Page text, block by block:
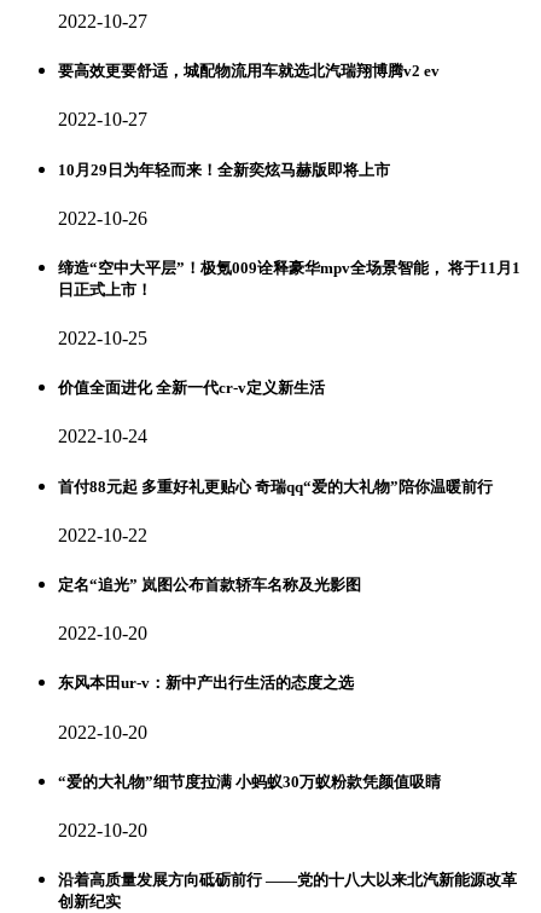
2022-10-27
要高效更要舒适，城配物流用车就选北汽瑞翔博腾v2 ev
2022-10-27
10月29日为年轻而来！全新奕炫马赫版即将上市
2022-10-26
缔造“空中大平层”！极氪009诠释豪华mpv全场景智能， 将于11月1
日正式上市！
2022-10-25
价值全面进化 全新一代cr-v定义新生活
2022-10-24
首付88元起 多重好礼更贴心 奇瑞qq“爱的大礼物”陪你温暖前行
2022-10-22
定名“追光” 岚图公布首款轿车名称及光影图
2022-10-20
东风本田ur-v：新中产出行生活的态度之选
2022-10-20
“爱的大礼物”细节度拉满 小蚂蚁30万蚁粉款凭颜值吸睛
2022-10-20
沿着高质量发展方向砥砺前行 ——党的十八大以来北汽新能源改革
创新纪实